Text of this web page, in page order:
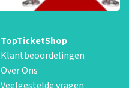
TopTicketShop
Klantbeoordelingen
Over Ons